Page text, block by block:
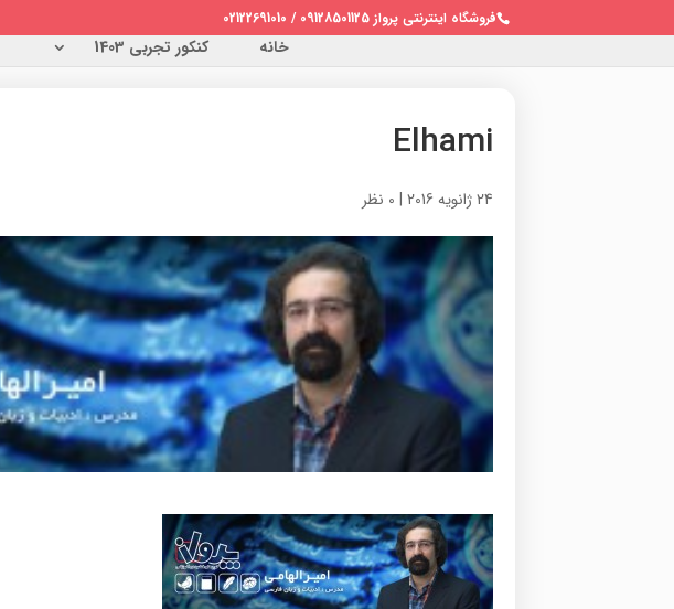
فروشگاه اینترنتی پرواز 09128501125 / 02122691010
خانه کنکور تجربی 1403
Elhami
24 ژانویه 2016 | 0 نظر